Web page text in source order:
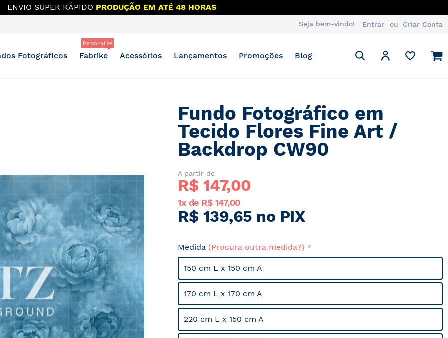
ENVIO SUPER RÁPIDO PRODUÇÃO EM ATÉ 48 HORAS
Seja bem-vindo! Entrar Criar Conta
Fotográficos Fabrike
Personalize
Acessórios Lançamentos Promoções Blog
Pesquisa
Pesquisa
Minha Conta
Fundo Fotográfico em
Tecido Flores Fine Art /
Backdrop CW90
A partir de
R$ 147,00
1x de R$ 147,00
R$ 139,65 no PIX
Medida (Procura outra medida?)
150 cm L x 150 cm A
170 cm L x 170 cm A
220 cm L x 150 cm A